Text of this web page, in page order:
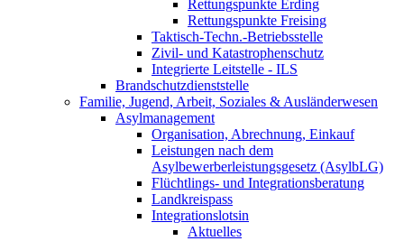
Rettungspunkte Erding
Rettungspunkte Freising
Taktisch-Techn.-Betriebsstelle
Zivil- und Katastrophenschutz
Integrierte Leitstelle - ILS
Brandschutzdienststelle
Familie, Jugend, Arbeit, Soziales & Ausländerwesen
Asylmanagement
Organisation, Abrechnung, Einkauf
Leistungen nach dem
Asylbewerberleistungsgesetz (AsylbLG)
Flüchtlings- und Integrationsberatung
Landkreispass
Integrationslotsin
Aktuelles